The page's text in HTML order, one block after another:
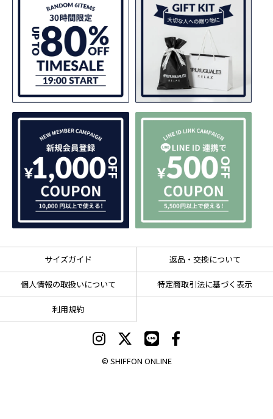
サイズガイド 返品・交換について
個人情報の取扱いについて 特定商取引法に基づく表示
利用規約
© SHIFFON ONLINE